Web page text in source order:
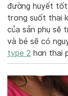
đường huyết tốt
trong suốt thai
của sản phụ sẽ
và bé sẽ có
type 2 hơn thai